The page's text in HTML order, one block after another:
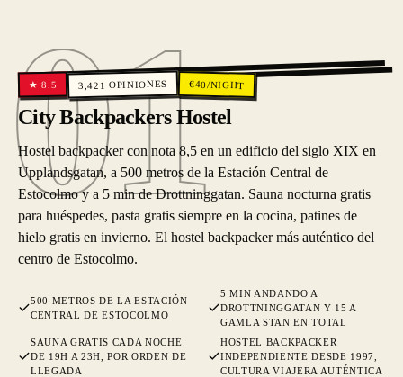
01
01
★8.5 3,421 OPINIONES €40/NIGHT
City Backpackers Hostel
Hostel backpacker con nota 8,5 en un edificio del siglo XIX en
Upplandsgatan, a 500 metros de la Estación Central de
Estocolmo y a 5 min de Drottninggatan. Sauna nocturna gratis
para huéspedes, pasta gratis siempre en la cocina, patines de
hielo gratis en invierno. El hostel backpacker más auténtico del
centro de Estocolmo.
500 METROS DE LA ESTACIÓN
CENTRAL DE ESTOCOLMO
5 MIN ANDANDO A
DROTTNINGGATAN Y 15 A
GAMLA STAN EN TOTAL
SAUNA GRATIS CADA NOCHE
DE 19H A 23H, POR ORDEN DE
LLEGADA
HOSTEL BACKPACKER
INDEPENDIENTE DESDE 1997,
CULTURA VIAJERA AUTÉNTICA